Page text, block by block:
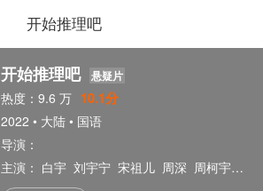
开始推理吧
开始推理吧 悬疑片
热度：9.6 万 10.1分
2022 • 大陆 • 国语
导演：
主演： 白宇 刘宇宁 宋祖儿 周深 周柯宇 郭